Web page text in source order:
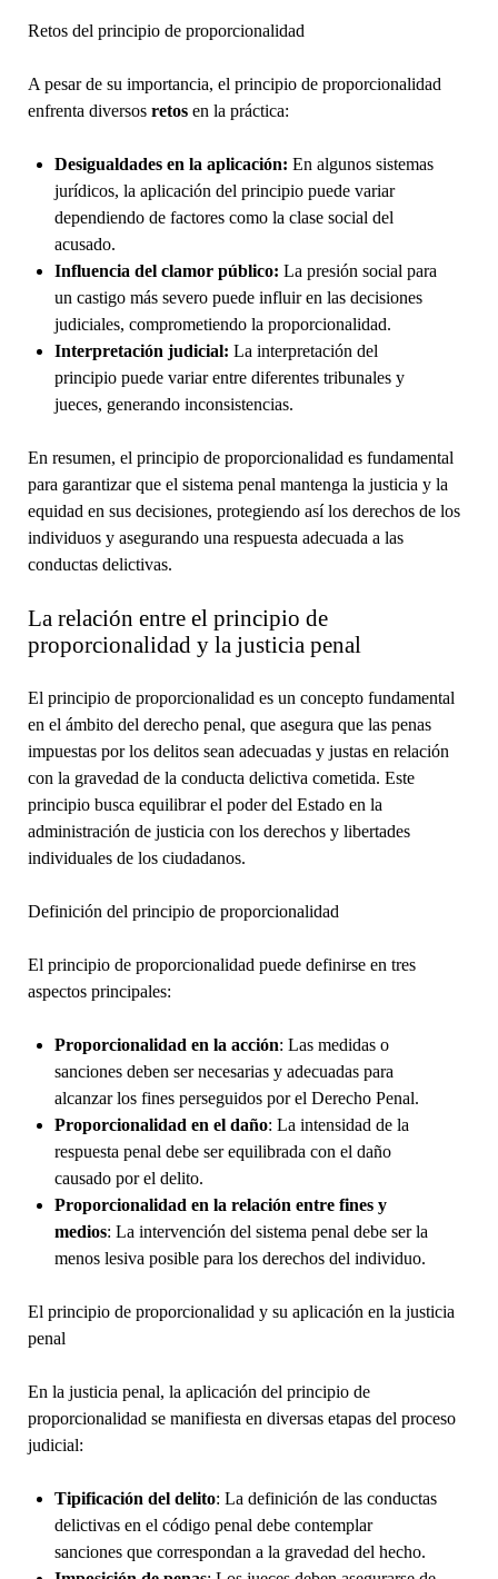
Retos del principio de proporcionalidad
A pesar de su importancia, el principio de proporcionalidad
enfrenta diversos retosen la práctica:
Desigualdades en la aplicación: En algunos sistemas
jurídicos, la aplicación del principio puede variar
dependiendo de factores como la clase social del
acusado.
Influencia del clamor público: La presión social para
un castigo más severo puede influir en las decisiones
judiciales, comprometiendo la proporcionalidad.
Interpretación judicial: La interpretación del
principio puede variar entre diferentes tribunales y
jueces, generando inconsistencias.
En resumen, el principio de proporcionalidad es fundamental
para garantizar que el sistema penal mantenga la justicia y la
equidad en sus decisiones, protegiendo así los derechos de los
individuos y asegurando una respuesta adecuada a las
conductas delictivas.
La relación entre el principio de
proporcionalidad y la justicia penal
El principio de proporcionalidad es un concepto fundamental
en el ámbito del derecho penal, que asegura que las penas
impuestas por los delitos sean adecuadas y justas en relación
con la gravedad de la conducta delictiva cometida. Este
principio busca equilibrar el poder del Estado en la
administración de justicia con los derechos y libertades
individuales de los ciudadanos.
Definición del principio de proporcionalidad
El principio de proporcionalidad puede definirse en tres
aspectos principales:
Proporcionalidad en la acción: Las medidas o
sanciones deben ser necesarias y adecuadas para
alcanzar los fines perseguidos por el Derecho Penal.
Proporcionalidad en el daño: La intensidad de la
respuesta penal debe ser equilibrada con el daño
causado por el delito.
Proporcionalidad en la relación entre fines y
medios: La intervención del sistema penal debe ser la
menos lesiva posible para los derechos del individuo.
El principio de proporcionalidad y su aplicación en la justicia
penal
En la justicia penal, la aplicación del principio de
proporcionalidad se manifiesta en diversas etapas del proceso
judicial:
Tipificación del delito: La definición de las conductas
delictivas en el código penal debe contemplar
sanciones que correspondan a la gravedad del hecho.